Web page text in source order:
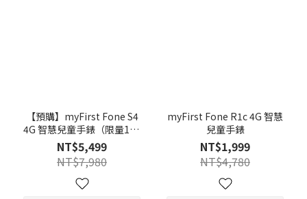
【預購】myFirst Fone S4
4G 智慧兒童手錶（限量100
組）
NT$5,499
NT$7,980
myFirst Fone R1c 4G 智慧
兒童手錶
NT$1,999
NT$4,780